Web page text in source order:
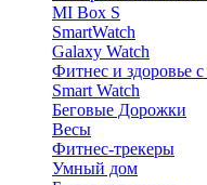
MI Box S
SmartWatch
Galaxy Watch
Фитнес и здоровье
Smart Watch
Беговые Дорожки
Весы
Фитнес-трекеры
Умный дом